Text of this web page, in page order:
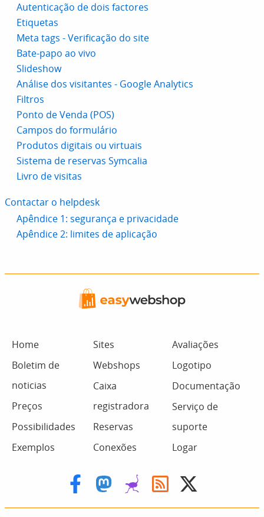
Autenticação de dois factores
Etiquetas
Meta tags - Verificação do site
Bate-papo ao vivo
Slideshow
Análise dos visitantes - Google Analytics
Filtros
Ponto de Venda (POS)
Campos do formulário
Produtos digitais ou virtuais
Sistema de reservas Symcalia
Livro de visitas
Contactar o helpdesk
Apêndice 1: segurança e privacidade
Apêndice 2: limites de aplicação
Home
Boletim de
noticias
Preços
Possibilidades
Exemplos
Sites
Webshops
Caixa
registradora
Reservas
Conexões
Avaliações
Logotipo
Documentação
Serviço de
suporte
Logar